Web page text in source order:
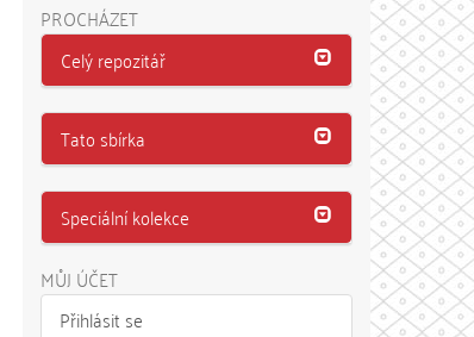
PROCHÁZET
Celý repozitář
Tato sbírka
Speciální kolekce
MŮJ ÚČET
Přihlásit se